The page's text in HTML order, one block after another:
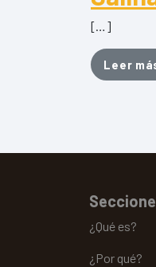
[…]
Leer
¿Qué es?
¿Por qué?